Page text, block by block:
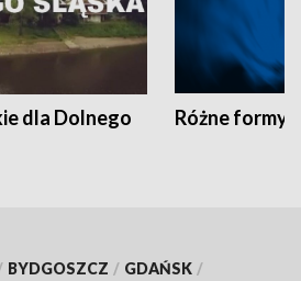
dla Dolnego
Różne formy
BYDGOSZCZ / GDAŃSK /